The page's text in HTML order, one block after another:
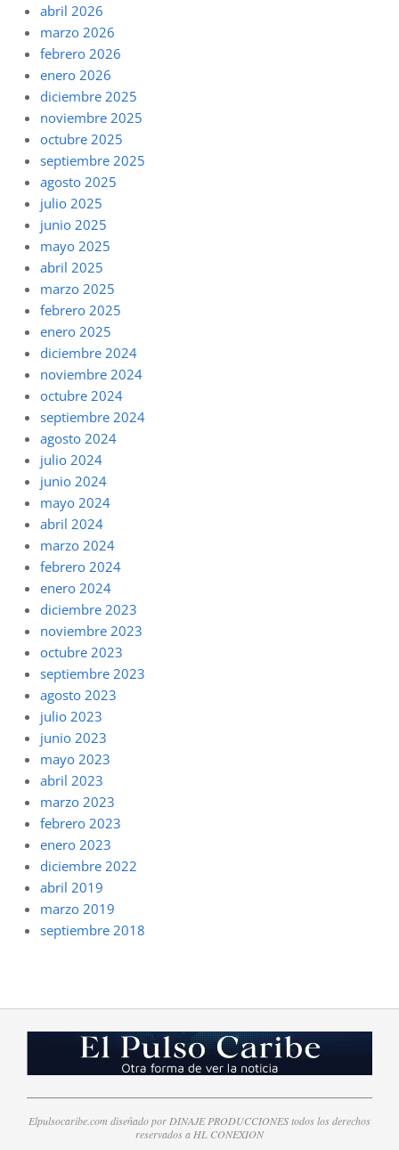
abril 2026
marzo 2026
febrero 2026
enero 2026
diciembre 2025
noviembre 2025
octubre 2025
septiembre 2025
agosto 2025
julio 2025
junio 2025
mayo 2025
abril 2025
marzo 2025
febrero 2025
enero 2025
diciembre 2024
noviembre 2024
octubre 2024
septiembre 2024
agosto 2024
julio 2024
junio 2024
mayo 2024
abril 2024
marzo 2024
febrero 2024
enero 2024
diciembre 2023
noviembre 2023
octubre 2023
septiembre 2023
agosto 2023
julio 2023
junio 2023
mayo 2023
abril 2023
marzo 2023
febrero 2023
enero 2023
diciembre 2022
abril 2019
marzo 2019
septiembre 2018
Elpulsocaribe.com diseñado por DINAJE PRODUCCIONES todos los derechos
reservados a HL CONEXION